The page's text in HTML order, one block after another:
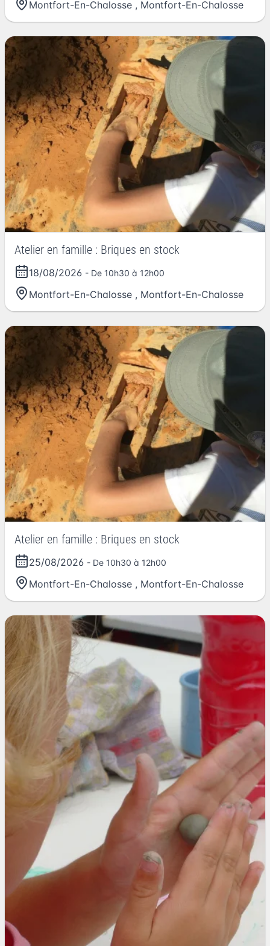
Montfort-En-Chalosse , Montfort-En-Chalosse
Atelier en famille : Briques en stock
18/08/2026 - De 10h30 à 12h00
Montfort-En-Chalosse , Montfort-En-Chalosse
Atelier en famille : Briques en stock
25/08/2026 - De 10h30 à 12h00
Montfort-En-Chalosse , Montfort-En-Chalosse